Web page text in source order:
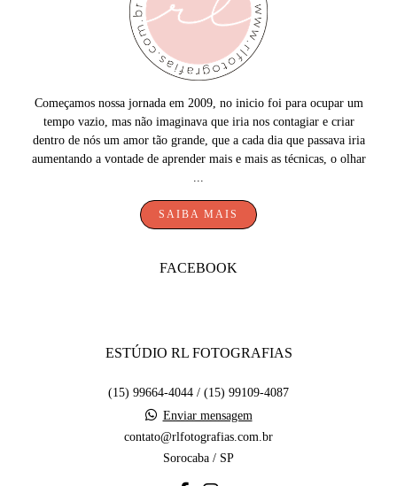
Começamos nossa jornada em 2009, no inicio foi para ocupar um
tempo vazio, mas não imaginava que iria nos contagiar e criar
dentro de nós um amor tão grande, que a cada dia que passava iria
aumentando a vontade de aprender mais e mais as técnicas, o olhar
SAIBA MAIS
FACEBOOK
ESTÚDIO RL FOTOGRAFIAS
(15) 99664-4044 / (15) 99109-4087
Enviar mensagem
contato@rlfotografias.com.br
Sorocaba / SP